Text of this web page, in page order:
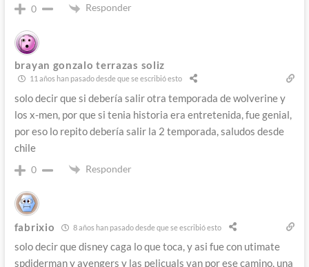
0 Responder
brayan gonzalo terrazas soliz
11 años han pasado desde que se escribió esto
solo decir que si debería salir otra temporada de wolverine y
los x-men, por que si tenia historia era entretenida, fue genial,
por eso lo repito debería salir la 2 temporada, saludos desde
chile
0 Responder
fabrixio 8 años han pasado desde que se escribió esto
solo decir que disney caga lo que toca, y asi fue con utimate
spdiderman y avengers y las pelicuals van por ese camino, una